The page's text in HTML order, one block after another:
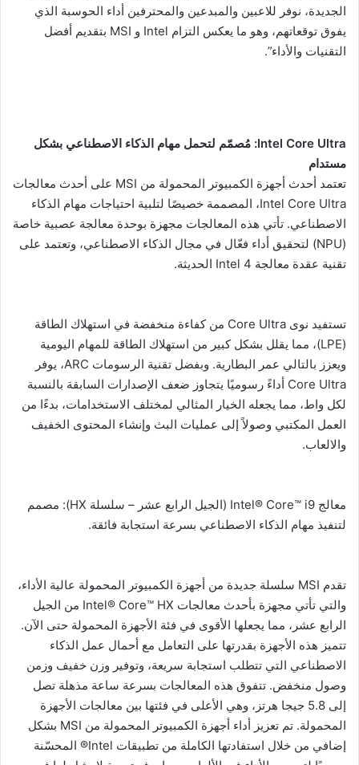
الجديدة، نوفر للاعبين والمبدعين والمحترفين أداء الحوسبة الذي
يفوق توقعاتهم، وهو ما يعكس التزام Intel و MSI بتقديم أفضل
التقنيات والأداء”.
Intel Core Ultra: مُصمّم لتحمل مهام الذكاء الاصطناعي بشكل
مستدام
تعتمد أحدث أجهزة الكمبيوتر المحمولة من MSI على أحدث معالجات
Intel Core Ultra، المصممة خصيصًا لتلبية احتياجات مهام الذكاء
الاصطناعي. تأتي هذه المعالجات مجهزة بوحدة معالجة عصبية خاصة
(NPU) لتحقيق أداء فعّال في مجال الذكاء الاصطناعي، وتعتمد على
تقنية عقدة معالجة Intel 4 الحديثة.
تستفيد نوى Core Ultra من كفاءة منخفضة في استهلاك الطاقة
(LPE)، مما يقلل بشكل كبير من استهلاك الطاقة للمهام اليومية
ويعزز بالتالي عمر البطارية. وبفضل تقنية الرسومات ARC، يوفر
Core Ultra أداءً رسوميًا يتجاوز ضعف الإصدارات السابقة بالنسبة
لكل واط، مما يجعله الخيار المثالي لمختلف الاستخدامات، بدءًا من
العمل المكتبي وصولاً إلى عمليات البث وإنشاء المحتوى الخفيف
والالعاب.
معالج Intel® Core™ i9 (الجيل الرابع عشر – سلسلة HX): مصمم
لتنفيذ مهام الذكاء الاصطناعي بسرعة استجابة فائقة.
تقدم MSI سلسلة جديدة من أجهزة الكمبيوتر المحمولة عالية الأداء،
والتي تأتي مجهزة بأحدث معالجات Intel® Core™ HX من الجيل
الرابع عشر، مما يجعلها الأقوى في فئة الأجهزة المحمولة حتى الآن.
تتميز هذه الأجهزة بقدرتها على التعامل مع أحمال عمل الذكاء
الاصطناعي التي تتطلب استجابة سريعة، وتوفير وزن خفيف وزمن
وصول منخفض. تتفوق هذه المعالجات بسرعة ساعة مذهلة تصل
إلى 5.8 جيجا هرتز، وهي الأعلى في فئتها بين معالجات الأجهزة
المحمولة. تم تعزيز أداء أجهزة الكمبيوتر المحمولة من MSI بشكل
إضافي من خلال استفادتها الكاملة من تطبيقات Intel® المحسّنة